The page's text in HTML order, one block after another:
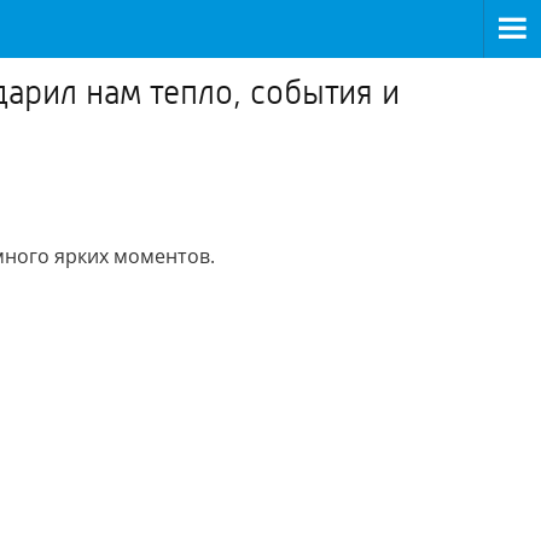
нам тепло, события и
ярких моментов.